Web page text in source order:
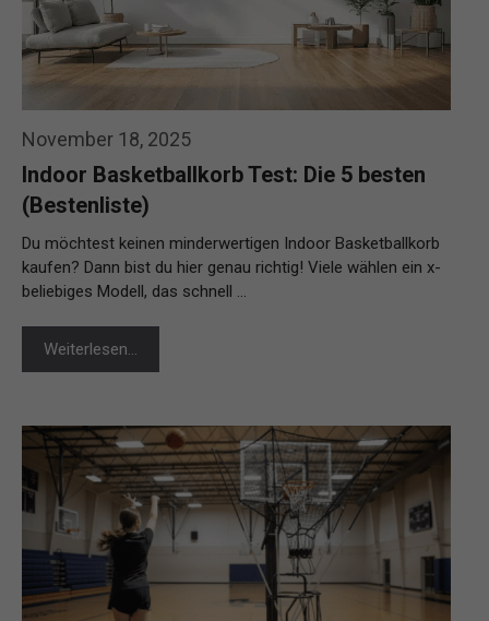
November 18, 2025
Indoor Basketballkorb Test: Die 5 besten
(Bestenliste)
Du möchtest keinen minderwertigen Indoor Basketballkorb
kaufen? Dann bist du hier genau richtig! Viele wählen ein x-
beliebiges Modell, das schnell …
Weiterlesen…